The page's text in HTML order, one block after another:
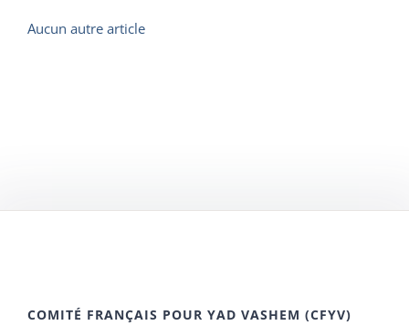
Aucun autre article
COMITÉ FRANÇAIS POUR YAD VASHEM (CFYV)